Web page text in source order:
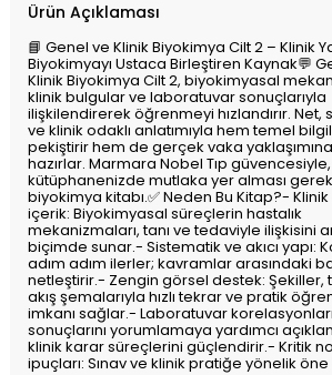
Ürün Açıklaması
📘 Genel ve Klinik Biyokimya Cilt 2 – Klinik
Biyokimyayı Ustaca Birleştiren Kaynak💬
Klinik Biyokimya Cilt 2, biyokimyasal
klinik bulgular ve laboratuvar sonuçlarıyla
ilişkilendirerek öğrenmeyi hızlandırır. Net,
ve klinik odaklı anlatımıyla hem temel
pekiştirir hem de gerçek vaka
hazırlar. Marmara Nobel Tıp güvencesiyle,
kütüphanenizde mutlaka yer alması
biyokimya kitabı.✅ Neden Bu Kitap?- Klinik
içerik: Biyokimyasal süreçlerin hastalık
mekanizmaları, tanı ve tedaviyle ilişkisini
biçimde sunar.- Sistematik ve akıcı yapı:
adım adım ilerler; kavramlar arasındaki
netleştirir.- Zengin görsel destek: Şekiller,
akış şemalarıyla hızlı tekrar ve pratik
imkanı sağlar.- Laboratuvar
sonuçlarını yorumlamaya yardımcı
klinik karar süreçlerini güçlendirir.- Kritik
ipuçları: Sınav ve klinik pratiğe yönelik öne